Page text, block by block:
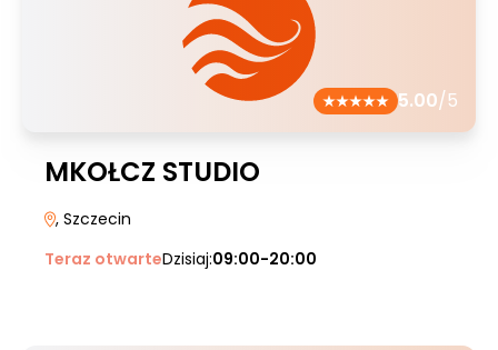
5.00/5
MKOŁCZ STUDIO
, Szczecin
Teraz otwarteDzisiaj:09:00-20:00